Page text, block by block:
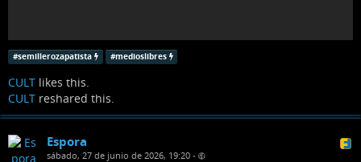
#semillerozapatista #medioslibres
CULT likes this.
CULT reshared this.
Espora
sábado, 27 de junio de 2026, 19:20 •